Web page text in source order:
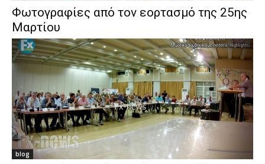
Φωτογραφίες από τον εορτασμό της 25ης
Μαρτίου
blog